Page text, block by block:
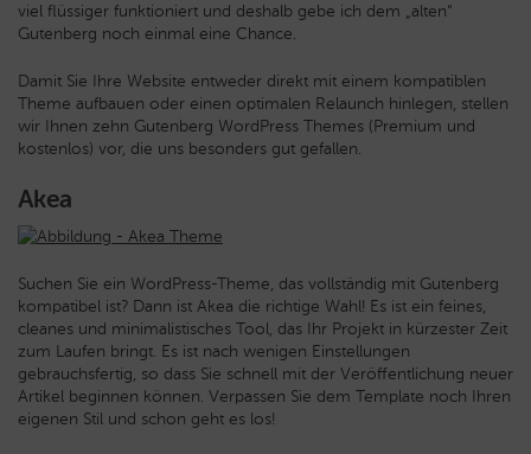
viel flüssiger funktioniert und deshalb gebe ich dem „alten“
Gutenberg noch einmal eine Chance.
Damit Sie Ihre Website entweder direkt mit einem kompatiblen
Theme aufbauen oder einen optimalen Relaunch hinlegen, stellen
wir Ihnen zehn Gutenberg WordPress Themes (Premium und
kostenlos) vor, die uns besonders gut gefallen.
Akea
Suchen Sie ein WordPress-Theme, das vollständig mit Gutenberg
kompatibel ist? Dann ist Akea die richtige Wahl! Es ist ein feines,
cleanes und minimalistisches Tool, das Ihr Projekt in kürzester Zeit
zum Laufen bringt. Es ist nach wenigen Einstellungen
gebrauchsfertig, so dass Sie schnell mit der Veröffentlichung neuer
Artikel beginnen können. Verpassen Sie dem Template noch Ihren
eigenen Stil und schon geht es los!